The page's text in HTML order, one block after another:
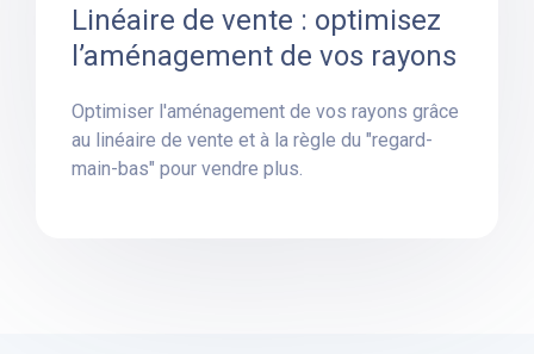
Linéaire de vente : optimisez
l’aménagement de vos rayons
Optimiser l'aménagement de vos rayons grâce
au linéaire de vente et à la règle du "regard-
main-bas" pour vendre plus.